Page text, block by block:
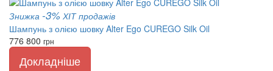
Знижка -3% ХІТ продажів
Шампунь з олією шовку Alter Ego CUREGO Silk Oil
776 800 грн
Докладніше